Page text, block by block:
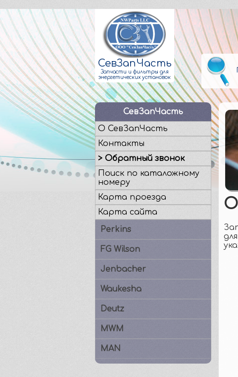
СевЗапЧасть
Запчасти и фильтры для
энергетических установок
СевЗапЧасть
О СевЗапЧасть
Контакты
> Обратный звонок
Поиск по каталожному
номеру
Карта проезда
Карта сайта
Perkins
FG Wilson
Jenbacher
Waukesha
Deutz
MWM
MAN